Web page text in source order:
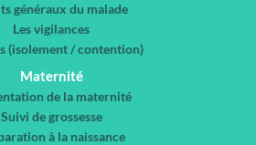
généraux du malade
Les vigilances
(isolement / contention)
Maternité
de la maternité
Suivi de grossesse
à la naissance